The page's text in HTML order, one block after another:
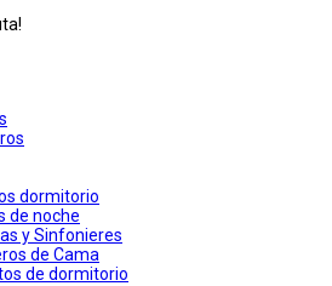
dormitorio
de noche
y Sinfonieres
de Cama
de dormitorio